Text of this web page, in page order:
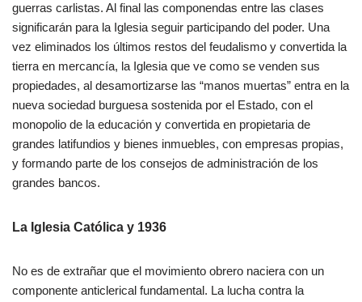
guerras carlistas. Al final las componendas entre las clases
significarán para la Iglesia seguir participando del poder. Una
vez eliminados los últimos restos del feudalismo y convertida la
tierra en mercancía, la Iglesia que ve como se venden sus
propiedades, al desamortizarse las “manos muertas” entra en la
nueva sociedad burguesa sostenida por el Estado, con el
monopolio de la educación y convertida en propietaria de
grandes latifundios y bienes inmuebles, con empresas propias,
y formando parte de los consejos de administración de los
grandes bancos.
La Iglesia Católica y 1936
No es de extrañar que el movimiento obrero naciera con un
componente anticlerical fundamental. La lucha contra la